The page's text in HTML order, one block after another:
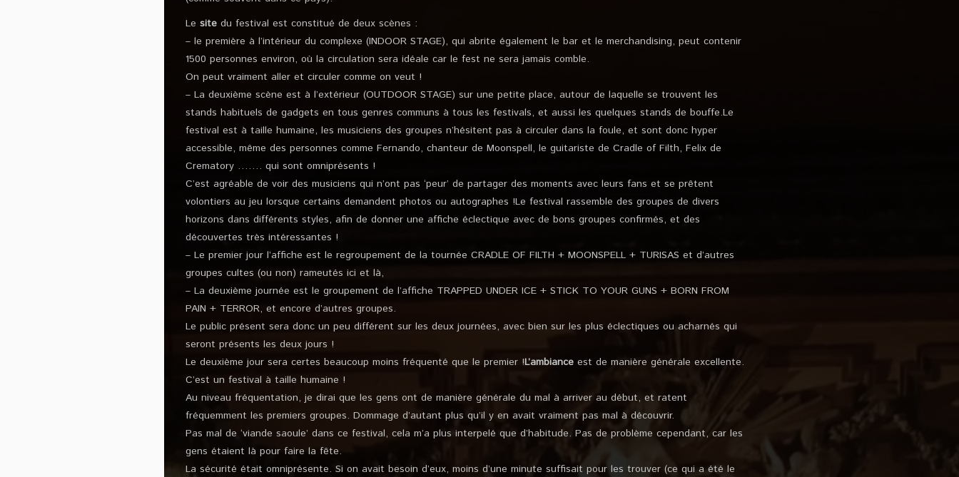
Le site du festival est constitué de deux scènes :
– le première à l’intérieur du complexe (INDOOR STAGE), qui abrite également le bar et le merchandising, peut contenir
1500 personnes environ, où la circulation sera idéale car le fest ne sera jamais comble.
On peut vraiment aller et circuler comme on veut !
– La deuxième scène est à l’extérieur (OUTDOOR STAGE) sur une petite place, autour de laquelle se trouvent les
stands habituels de gadgets en tous genres communs à tous les festivals, et aussi les quelques stands de bouffe.Le
festival est à taille humaine, les musiciens des groupes n’hésitent pas à circuler dans la foule, et sont donc hyper
accessible, même des personnes comme Fernando, chanteur de Moonspell, le guitariste de Cradle of Filth, Felix de
Crematory ……. qui sont omniprésents !
C’est agréable de voir des musiciens qui n’ont pas ‘peur’ de partager des moments avec leurs fans et se prêtent
volontiers au jeu lorsque certains demandent photos ou autographes !Le festival rassemble des groupes de divers
horizons dans différents styles, afin de donner une affiche éclectique avec de bons groupes confirmés, et des
découvertes très intéressantes !
– Le premier jour l’affiche est le regroupement de la tournée CRADLE OF FILTH + MOONSPELL + TURISAS et d’autres
groupes cultes (ou non) rameutés ici et là,
– La deuxième journée est le groupement de l’affiche TRAPPED UNDER ICE + STICK TO YOUR GUNS + BORN FROM
PAIN + TERROR, et encore d’autres groupes.
Le public présent sera donc un peu différent sur les deux journées, avec bien sur les plus éclectiques ou acharnés qui
seront présents les deux jours !
Le deuxième jour sera certes beaucoup moins fréquenté que le premier !L’ambiance est de manière générale excellente.
C’est un festival à taille humaine !
Au niveau fréquentation, je dirai que les gens ont de manière générale du mal à arriver au début, et ratent
fréquemment les premiers groupes. Dommage d’autant plus qu’il y en avait vraiment pas mal à découvrir.
Pas mal de ‘viande saoule’ dans ce festival, cela m’a plus interpelé que d’habitude. Pas de problème cependant, car les
gens étaient là pour faire la fête.
La sécurité était omniprésente. Si on avait besoin d’eux, moins d’une minute suffisait pour les trouver (ce qui a été le